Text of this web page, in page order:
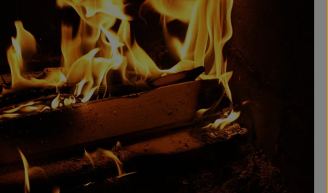
förändra
och klimat
klimatrådgivare